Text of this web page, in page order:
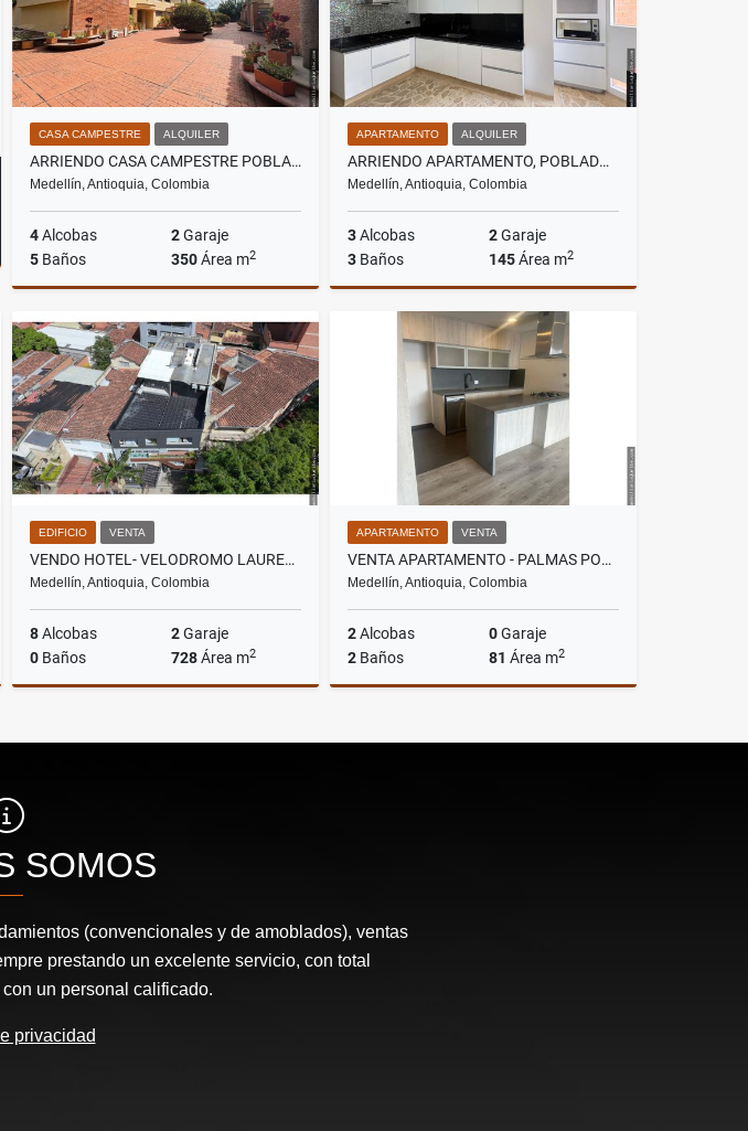
CASA CAMPESTRE ALQUILER
ARRIENDO CASA CAMPESTRE POBLADO CASTROPOL
Medellín, Antioquia, Colombia
4Alcobas 2Garaje
5 Baños 350Área m2
Alquiler
$10.000.000
APARTAMENTO ALQUILER
ARRIENDO APARTAMENTO, POBLADO CASTROPOL
Medellín, Antioquia, Colombia
3Alcobas 2Garaje
3 Baños 145Área m2
Alquiler
$6.000.000
EDIFICIO VENTA
VENDO HOTEL- VELODROMO LAURELES
Medellín, Antioquia, Colombia
8Alcobas 2Garaje
0 Baños 728Área m2
$5.500.000.000
APARTAMENTO VENTA
VENTA APARTAMENTO - PALMAS POBLADO
Medellín, Antioquia, Colombia
2Alcobas 0Garaje
2 Baños 81 Área m2
$890.000.000
SOMOS
(convencionales y de amoblados), ventas
prestando un excelente servicio, con total
un personal calificado.
privacidad